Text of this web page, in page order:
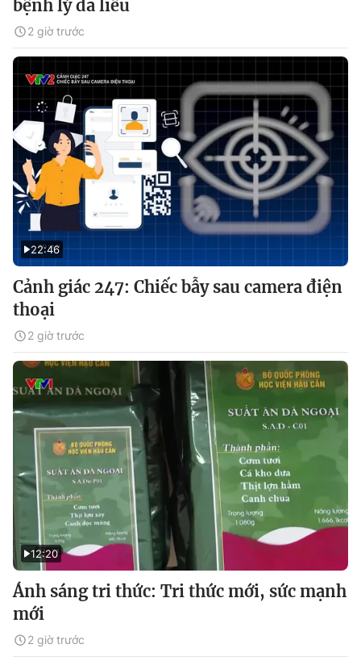
bệnh lý da liễu
2 giờ trước
22:46
Cảnh giác 247: Chiếc bẫy sau camera điện
thoại
2 giờ trước
12:20
Ánh sáng tri thức: Tri thức mới, sức mạnh
mới
2 giờ trước